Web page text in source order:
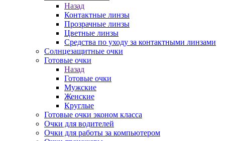
Назад
Контактные линзы
Прозрачные линзы
Цветные линзы
Средства по уходу за контактными линзами
Солнцезащитные очки
Готовые очки
Назад
Готовые очки
Мужские
Женские
Круглые
Готовые очки эконом класса
Очки для водителей
Очки для работы за компьютером